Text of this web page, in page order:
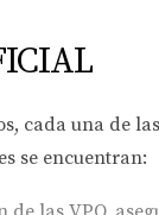
cada una de
se encuentran: